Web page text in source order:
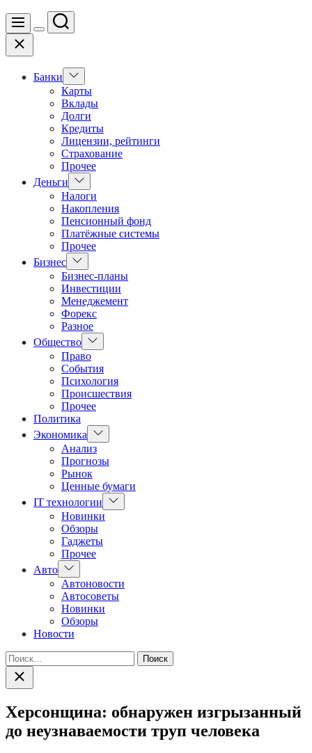
Меню
Цвет
Поиск
Закрыть
Банки
Показать
подменю
Карты
Вклады
Долги
Кредиты
Лицензии, рейтинги
Страхование
Прочее
Деньги
Показать
подменю
Налоги
Накопления
Пенсионный фонд
Платёжные системы
Прочее
Бизнес Показать
подменю
Бизнес-планы
Инвестиции
Менеджемент
Форекс
Разное
Общество Показать
подменю
Право
События
Психология
Происшествия
Прочее
Политика
Экономика
Показать
подменю
Анализ
Прогнозы
Рынок
Ценные бумаги
IT технологии
Показать
подменю
Новинки
Обзоры
Гаджеты
Прочее
Авто Показать
подменю
Автоновости
Автосоветы
Новинки
Обзоры
Новости
Найти:
Закрыть
поиск
Херсонщина: обнаружен изгрызанный
до неузнаваемости труп человека